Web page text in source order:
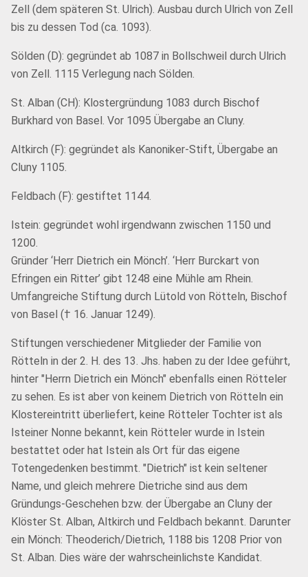
Zell (dem späteren St. Ulrich). Ausbau durch Ulrich von Zell
bis zu dessen Tod (ca. 1093).
Sölden (D): gegründet ab 1087 in Bollschweil durch Ulrich
von Zell. 1115 Verlegung nach Sölden.
St. Alban (CH): Klostergründung 1083 durch Bischof
Burkhard von Basel. Vor 1095 Übergabe an Cluny.
Altkirch (F): gegründet als Kanoniker-Stift, Übergabe an
Cluny 1105.
Feldbach (F): gestiftet 1144.
Istein: gegründet wohl irgendwann zwischen 1150 und
1200.
Gründer ‘Herr Dietrich ein Mönch’. ‘Herr Burckart von
Efringen ein Ritter’ gibt 1248 eine Mühle am Rhein.
Umfangreiche Stiftung durch Lütold von Rötteln, Bischof
von Basel († 16. Januar 1249).
Stiftungen verschiedener Mitglieder der Familie von
Rötteln in der 2. H. des 13. Jhs. haben zu der Idee geführt,
hinter "Herrn Dietrich ein Mönch" ebenfalls einen Rötteler
zu sehen. Es ist aber von keinem Dietrich von Rötteln ein
Klostereintritt überliefert, keine Rötteler Tochter ist als
Isteiner Nonne bekannt, kein Rötteler wurde in Istein
bestattet oder hat Istein als Ort für das eigene
Totengedenken bestimmt. "Dietrich" ist kein seltener
Name, und gleich mehrere Dietriche sind aus dem
Gründungs-Geschehen bzw. der Übergabe an Cluny der
Klöster St. Alban, Altkirch und Feldbach bekannt. Darunter
ein Mönch: Theoderich/Dietrich, 1188 bis 1208 Prior von
St. Alban. Dies wäre der wahrscheinlichste Kandidat.